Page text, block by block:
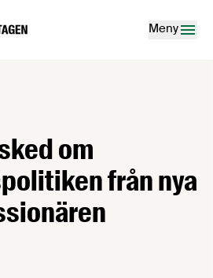
till startsidan
Meny
om
från nya